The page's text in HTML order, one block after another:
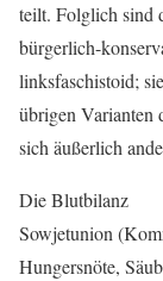
teilt. Folglich sind
bürgerlich-
linksfaschistoid;
übrigen Varianten
sich äußerlich
Die Blutbilanz
Sowjetunion
Hungersnöte,